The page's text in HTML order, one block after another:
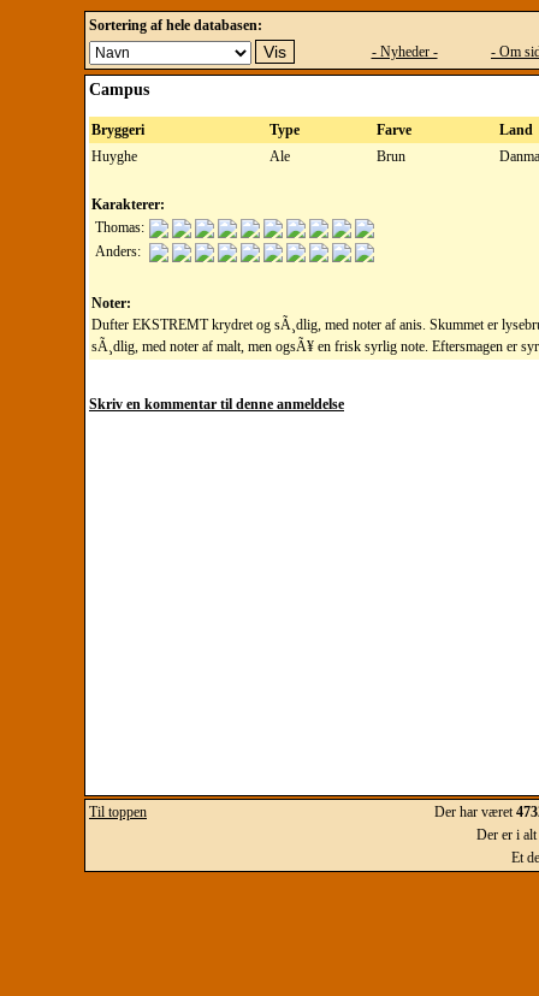
Sortering af hele databasen:
- Nyheder -
- Om
Campus
Bryggeri Type Farve
Land
Huyghe
Ale Brun
Karakterer:
Thomas:
Anders:
Noter:
Dufter EKSTREMT krydret og sÃ¸dlig, med noter af anis. Skummet er
sÃ¸dlig, med noter af malt, men ogsÃ¥ en frisk syrlig note. Eftersmagen er
Skriv en kommentar til denne anmeldelse
Til toppen Der har været
Der er i alt
Et